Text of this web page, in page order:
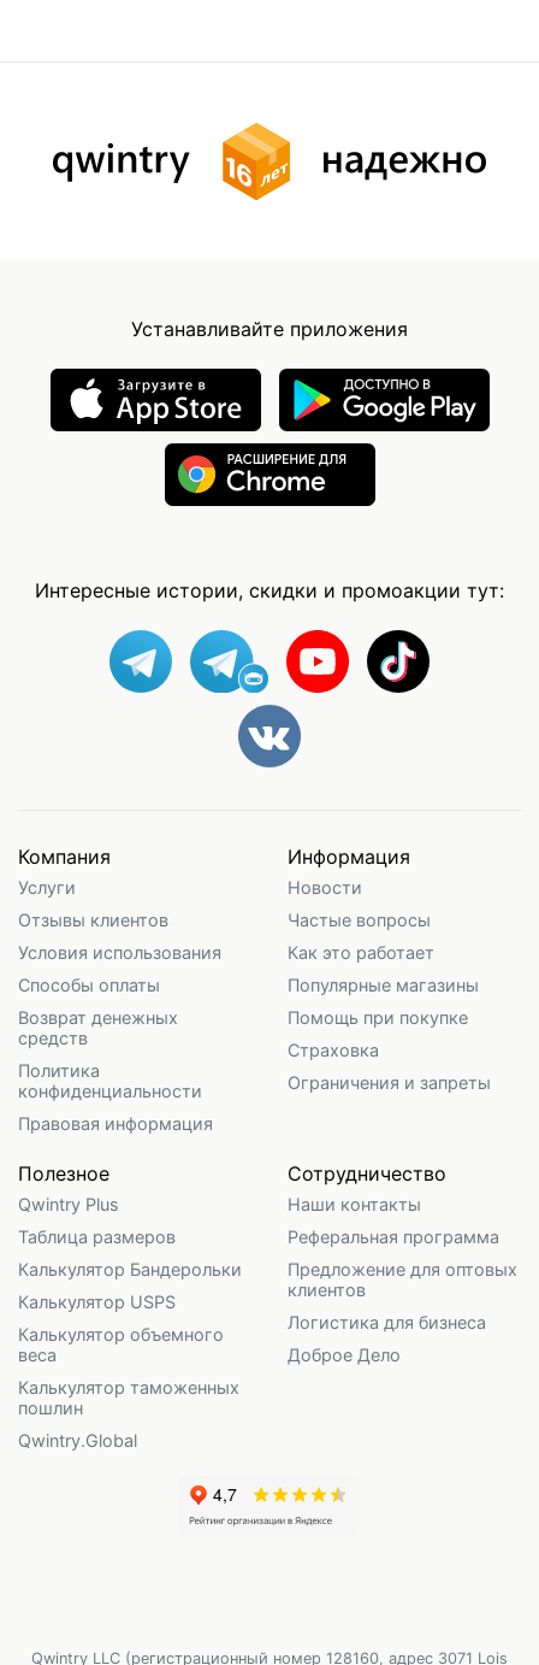
Устанавливайте приложения
Интересные истории, скидки и промоакции тут:
Компания
Услуги
Отзывы клиентов
Условия использования
Способы оплаты
Возврат денежных
средств
Политика
конфиденциальности
Правовая информация
Информация
Новости
Частые вопросы
Как это работает
Популярные магазины
Помощь при покупке
Страховка
Ограничения и запреты
Полезное
Qwintry Plus
Таблица размеров
Калькулятор Бандерольки
Калькулятор USPS
Калькулятор объемного
веса
Калькулятор таможенных
пошлин
Qwintry.Global
Сотрудничество
Наши контакты
Реферальная программа
Предложение для оптовых
клиентов
Логистика для бизнеса
Доброе Дело
Qwintry LLC (регистрационный номер 128160, адрес 3071 Lois